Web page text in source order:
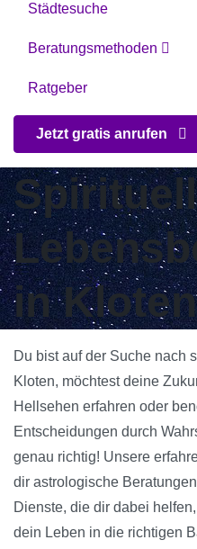
Städtesuche
Beratungsmethoden
Ratgeber
Jetzt gratis anrufen
in Kloten
Du bist auf der Suche nach
Kloten, möchtest deine
Hellsehen erfahren oder
Entscheidungen durch
genau richtig! Unsere
dir astrologische
Dienste, die dir dabei
dein Leben in die richtigen